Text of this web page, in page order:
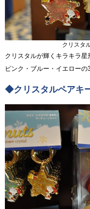
クリスタ
クリスタルが輝くキラキラ星
ピンク・ブルー・イエローの
◆クリスタルペアキ